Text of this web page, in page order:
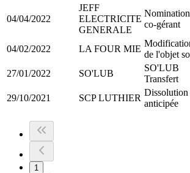
04/04/2022
JEFF
ELECTRICITE
GENERALE
co-gérant
04/02/2022 LA FOUR MIE
de l'objet
27/01/2022 SO'LUB
SO'LUB
Transfert
29/10/2021 SCP LUTHIER
Dissolution
anticipée
1